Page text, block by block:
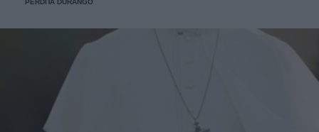
PERDITA DURANGO